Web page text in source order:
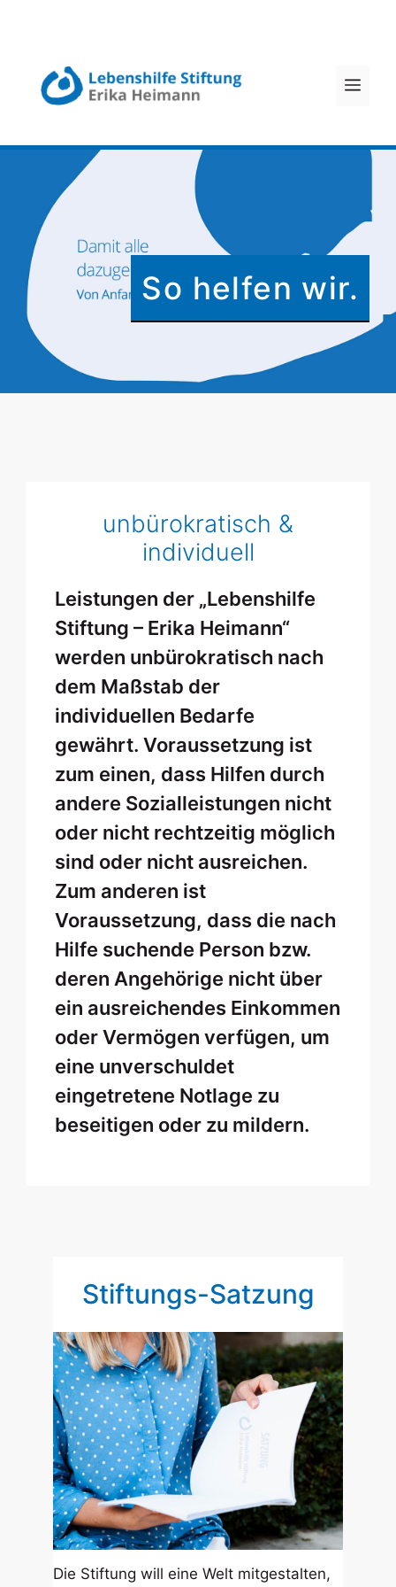
springen
So helfen wir.
unbürokratisch &
individuell
Leistungen der „Lebenshilfe
Stiftung – Erika Heimann“
werden unbürokratisch nach
dem Maßstab der
individuellen Bedarfe
gewährt. Voraussetzung ist
zum einen, dass Hilfen durch
andere Sozialleistungen nicht
oder nicht rechtzeitig möglich
sind oder nicht ausreichen.
Zum anderen ist
Voraussetzung, dass die nach
Hilfe suchende Person bzw.
deren Angehörige nicht über
ein ausreichendes Einkommen
oder Vermögen verfügen, um
eine unverschuldet
eingetretene Notlage zu
beseitigen oder zu mildern.
Stiftungs-Satzung
Die Stiftung will eine Welt mitgestalten,